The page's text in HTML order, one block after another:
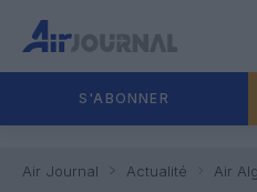
S'ABONNER
Air Journal Actualité Air